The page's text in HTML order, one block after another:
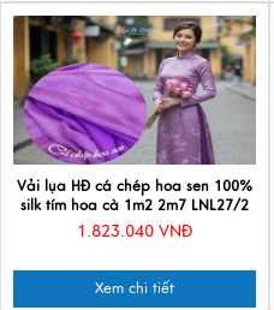
Vải lụa HĐ cá chép hoa sen 100%
silk tím hoa cà 1m2 2m7 LNL27/2
1.823.040 VNĐ
Xem chi tiết